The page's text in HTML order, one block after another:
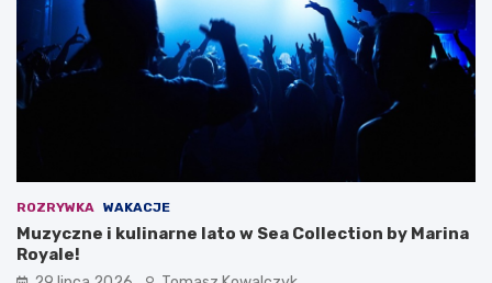
ROZRYWKA WAKACJE
Muzyczne i kulinarne lato w Sea Collection by Marina
Royale!